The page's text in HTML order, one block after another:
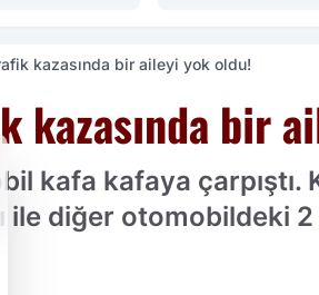
kazasında bir aileyi yok oldu!
kazasında bir
kafa kafaya çarpıştı.
ile diğer otomobildeki 2